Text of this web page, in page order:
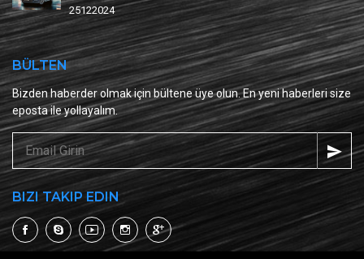
25122024
BÜLTEN
Bizden haberder olmak için bültene üye olun. En yeni haberleri size
eposta ile yollayalım.
BIZI TAKIP EDIN